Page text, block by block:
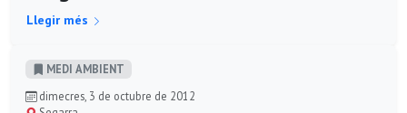
Llegir més
MEDI AMBIENT
dimecres, 3 de octubre de 2012